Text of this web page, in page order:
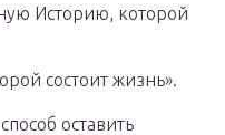
Историю, которой
состоит жизнь».
оставить